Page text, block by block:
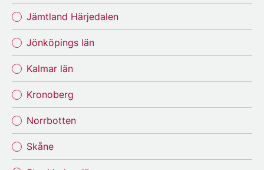
Jämtland Härjedalen
Jönköpings län
Kalmar län
Kronoberg
Norrbotten
Skåne